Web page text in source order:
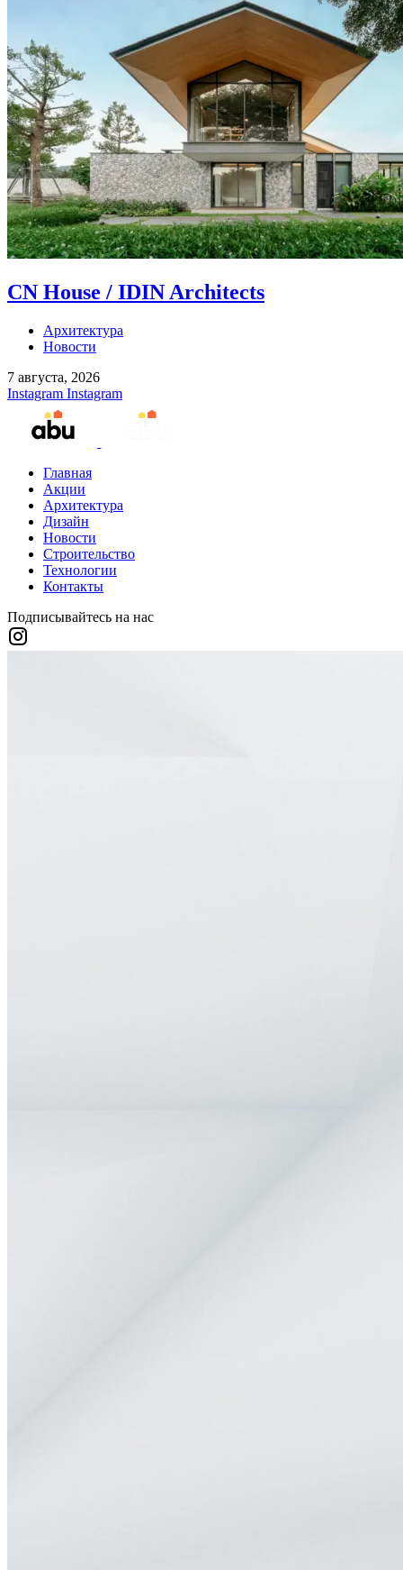
CN House / IDIN Architects
Архитектура
Новости
7 августа, 2026
Instagram Instagram
Главная
Акции
Архитектура
Дизайн
Новости
Строительство
Технологии
Контакты
Подписывайтесь на нас